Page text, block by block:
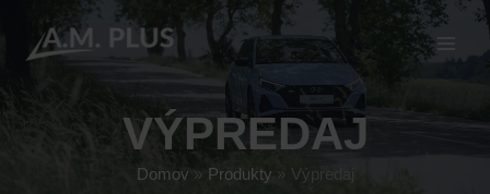
obsah
VÝPREDAJ
Domov Produkty Výpredaj
modal-check
modal-check